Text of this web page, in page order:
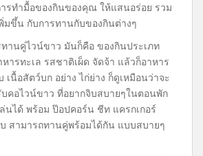
รทำมื้อของกินของคุณ ให้แสนอร่อย รวม
มขึ้น กับการทานกับของกินต่างๆ
านคู่ไวน์ขาว มันก็คือ ของกินประเภท
ารทะเล รสชาติเผ็ด จัดจ้า แล้วก็อาหาร
เนื้อสัตว์บก อย่าง ไก่ย่าง ก็ดูเหมือนว่าจะ
คอไวน์ขาว ที่อยากจิบสบายๆในตอนพัก
นได้ พร้อม ป๊อปคอร์น ชีท แครกเกอร์
สามารถทานคู่พร้อมได้กัน แบบสบายๆ